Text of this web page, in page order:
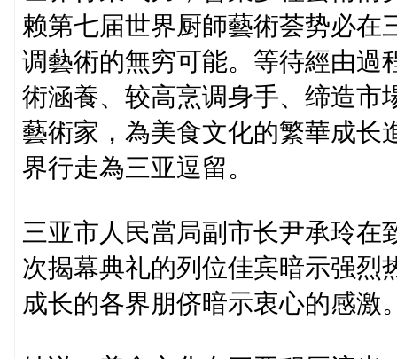
赖第七届世界厨師藝術荟势必在
调藝術的無穷可能。等待經由過
術涵養、较高烹调身手、缔造市
藝術家，為美食文化的繁華成长
界行走為三亚逗留。
三亚市人民當局副市长尹承玲在
次揭幕典礼的列位佳宾暗示强烈
成长的各界朋侪暗示衷心的感激